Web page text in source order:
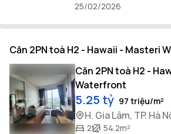
25/02/2026
Căn 2PN toà H2 - Hawaii - Masteri
Căn 2PN toà H2 -
Waterfront
5.25 tỷ 97 triệu/m²
H. Gia Lâm, TP. Hà
2
54.2m²